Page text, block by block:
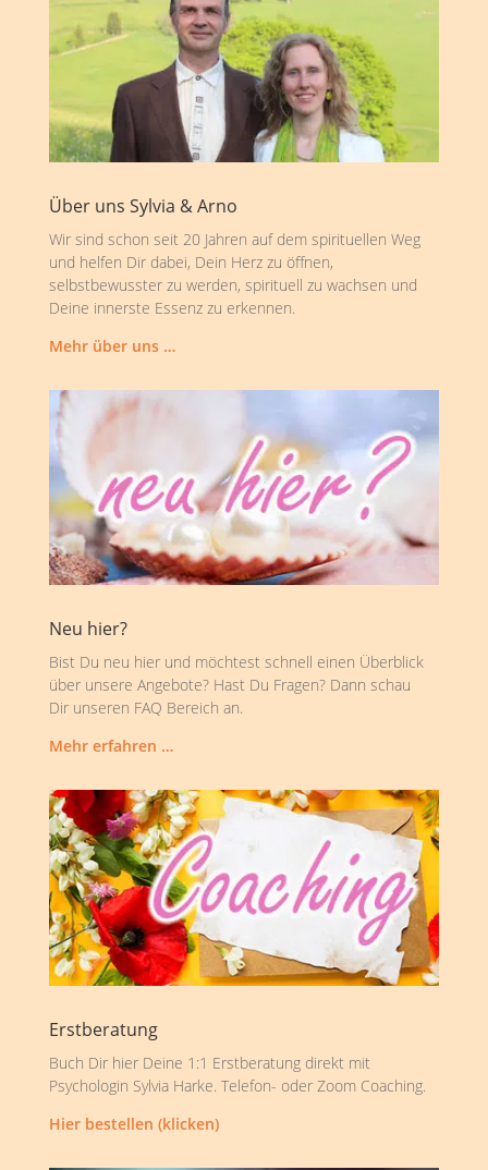
Über uns Sylvia & Arno
Wir sind schon seit 20 Jahren auf dem spirituellen Weg
und helfen Dir dabei, Dein Herz zu öffnen,
selbstbewusster zu werden, spirituell zu wachsen und
Deine innerste Essenz zu erkennen.
Mehr über uns …
Neu hier?
Bist Du neu hier und möchtest schnell einen Überblick
über unsere Angebote? Hast Du Fragen? Dann schau
Dir unseren FAQ Bereich an.
Mehr erfahren …
Erstberatung
Buch Dir hier Deine 1:1 Erstberatung direkt mit
Psychologin Sylvia Harke. Telefon- oder Zoom Coaching.
Hier bestellen (klicken)